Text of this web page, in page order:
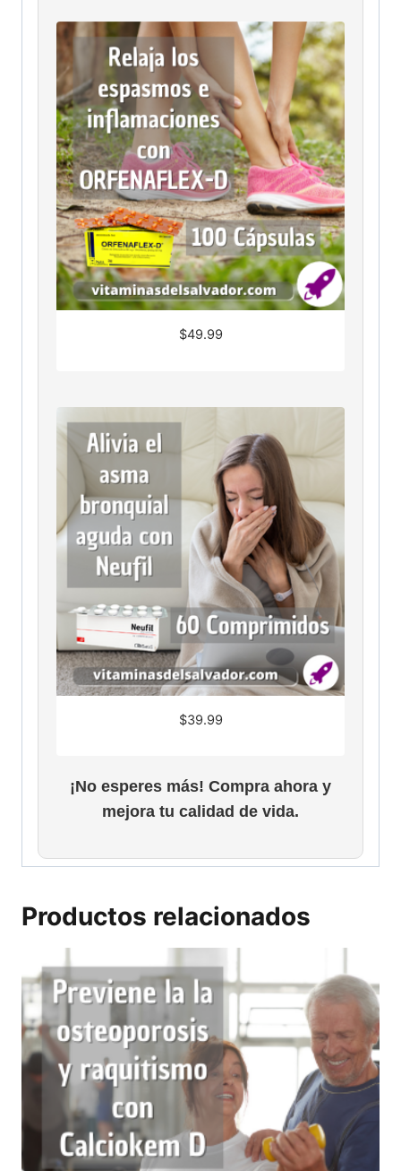
$49.99
$39.99
¡No esperes más! Compra ahora y
mejora tu calidad de vida.
Productos relacionados